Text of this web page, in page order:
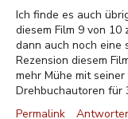
Ich finde es auch
diesem Film 9 von 10
dann auch noch eine
Rezension diesem
mehr Mühe mit
Drehbuchautoren für
Permalink